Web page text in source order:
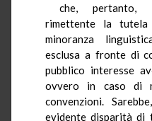
che, pertanto,
rimettente la tutela
minoranza
esclusa a fronte di
pubblico interesse
ovvero in caso di
convenzioni.
evidente disparità